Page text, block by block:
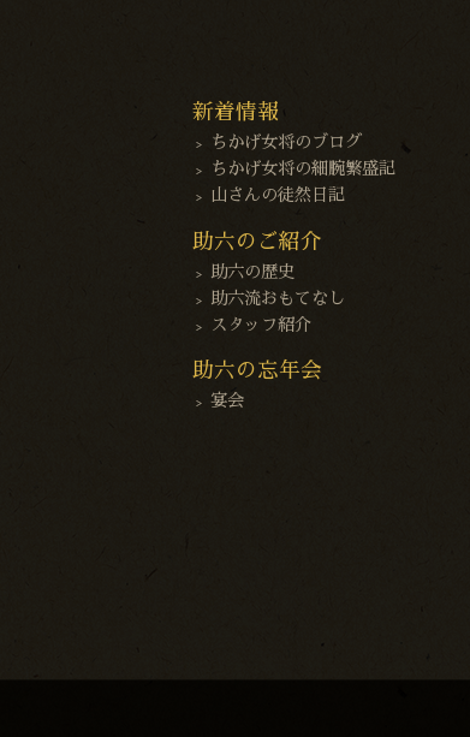
新着情報
ちかげ女将のブログ
ちかげ女将の細腕繁盛記
山さんの徒然日記
助六のご紹介
助六の歴史
助六流おもてなし
スタッフ紹介
助六の忘年会
宴会